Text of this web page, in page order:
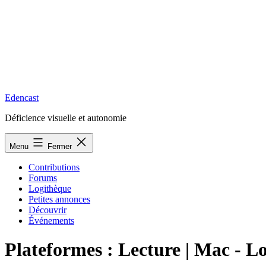
Edencast
Déficience visuelle et autonomie
Menu Fermer
Contributions
Forums
Logithèque
Petites annonces
Découvrir
Événements
Plateformes : Lecture | Mac -